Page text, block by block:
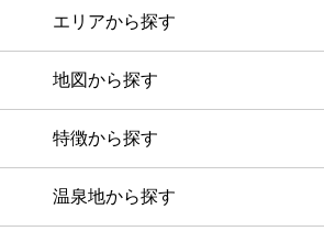
エリアから探す
地図から探す
特徴から探す
温泉地から探す